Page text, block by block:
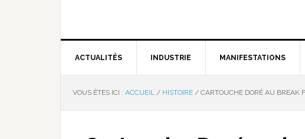
ACTUALITÉS INDUSTRIE MANIFESTATIONS
VOUS ÊTES ICI : ACCUEIL / HISTOIRE / CARTOUCHE DORÉ AU BREAK